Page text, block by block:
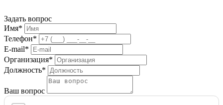
Задать вопрос
Имя*
Телефон*
E-mail*
Организация*
Должность*
Ваш вопрос